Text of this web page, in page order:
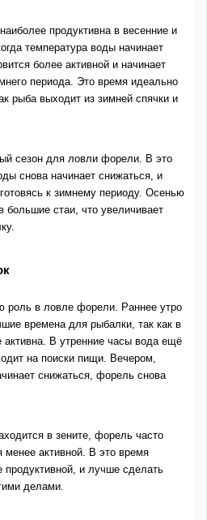
продуктивна в весенние и
температура воды начинает
более активной и начинает
периода. Это время идеально
рыба выходит из зимней спячки и
сезон для ловли форели. В это
снова начинает снижаться, и
к зимнему периоду. Осенью
большие стаи, что увеличивает
роль в ловле форели. Раннее утро
времена для рыбалки, так как в
В утренние часы вода ещё
на поиски пищи. Вечером,
снижаться, форель снова
в зените, форель часто
менее активной. В это время
и лучше сделать
делами.